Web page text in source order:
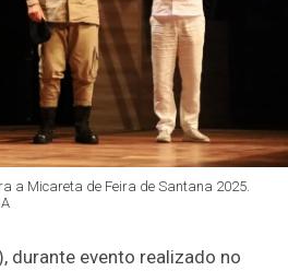
a Micareta de Feira de Santana 2025.
durante evento realizado no